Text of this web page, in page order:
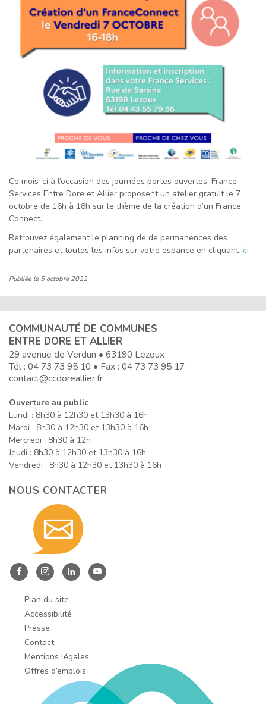
Ce mois-ci à l’occasion des journées portes ouvertes, France
Services Entre Dore et Allier proposent un atelier gratuit le 7
octobre de 16h à 18h sur le thème de la création d’un France
Connect.
Retrouvez également le planning de de permanences des
partenaires et toutes les infos sur votre espance en cliquantici
Publiée le5 octobre 2022
COMMUNAUTÉ DE COMMUNES
ENTRE DORE ET ALLIER
29 avenue de Verdun • 63190 Lezoux
Tél : 04 73 73 95 10 • Fax : 04 73 73 95 17
contact@ccdoreallier.fr
Ouverture au public
Lundi : 8h30 à 12h30 et 13h30 à 16h
Mardi : 8h30 à 12h30 et 13h30 à 16h
Mercredi : 8h30 à 12h
Jeudi : 8h30 à 12h30 et 13h30 à 16h
Vendredi : 8h30 à 12h30 et 13h30 à 16h
NOUS CONTACTER
nous
email
Entre
Allier
sur
Facebook
Entre
Allier
sur
Instagram
Entre
LinkedIn
Entre
Plan du site
Accessibilité
Presse
Contact
Mentions légales
Offres d’emplois